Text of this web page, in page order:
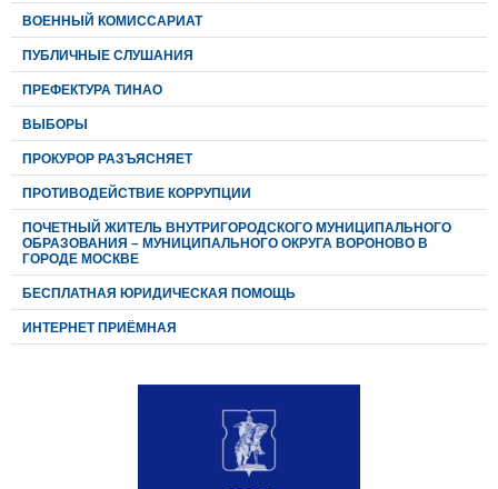
ВОЕННЫЙ КОМИССАРИАТ
ПУБЛИЧНЫЕ СЛУШАНИЯ
ПРЕФЕКТУРА ТИНАО
ВЫБОРЫ
ПРОКУРОР РАЗЪЯСНЯЕТ
ПРОТИВОДЕЙСТВИЕ КОРРУПЦИИ
ПОЧЕТНЫЙ ЖИТЕЛЬ ВНУТРИГОРОДСКОГО МУНИЦИПАЛЬНОГО
ОБРАЗОВАНИЯ – МУНИЦИПАЛЬНОГО ОКРУГА ВОРОНОВО В
ГОРОДЕ МОСКВЕ
БЕСПЛАТНАЯ ЮРИДИЧЕСКАЯ ПОМОЩЬ
ИНТЕРНЕТ ПРИЁМНАЯ